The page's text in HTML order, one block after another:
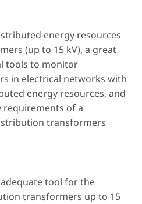
energy resources
(up to 15 kV), a great
tools to monitor
in electrical networks with
energy resources, and
requirements of a
transformers
tool for the
transformers up to 15